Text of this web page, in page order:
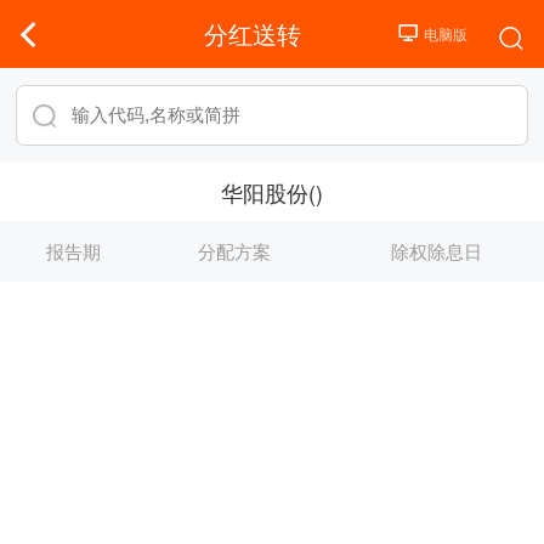
分红送转
华阳股份()
报告期 分配方案 除权除息日